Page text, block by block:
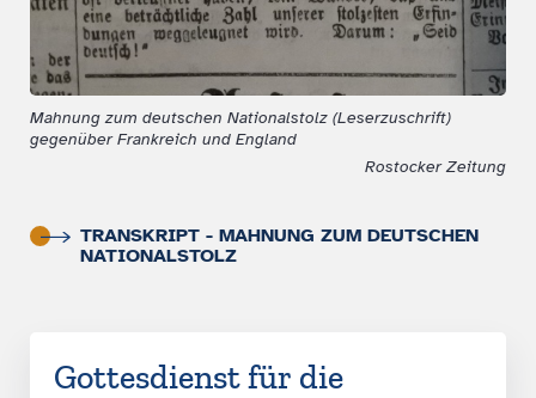
Rostocker Zeitung
Mahnung zum deutschen Nationalstolz (Leserzuschrift)
gegenüber Frankreich und England
TRANSKRIPT - MAHNUNG ZUM DEUTSCHEN
NATIONALSTOLZ
Gottesdienst für die